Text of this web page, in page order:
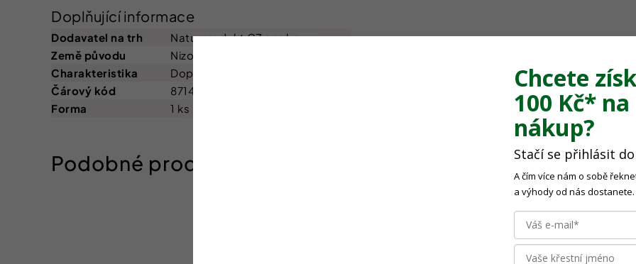
Doplňující informace
Dodavatel na trh
Naturprodukt CZ spol. s r.o.
Země původu
Nizozemsko
Charakteristika
Doplňkový sortiment
Čárový kód
8714786305564
Forma
1 ks
Chcete
100 Kč*
nákup?
Stačí se přihlásit
A čím více nám o sobě
a výhody od nás dostanete.